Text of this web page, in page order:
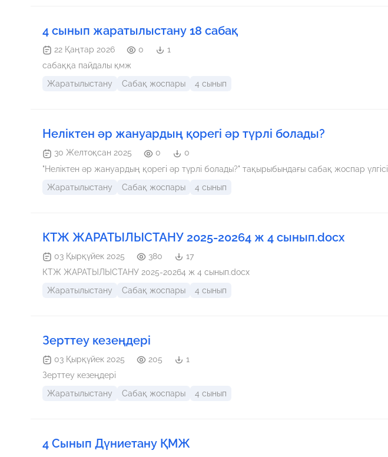
4 сынып жаратылыстану 18 сабақ
22 Қаңтар 2026 0
1
сабаққа пайдалы қмж
Жаратылыстану
Сабақ жоспары 4 сынып
Неліктен әр жануардың қорегі әр түрлі болады?
30 Желтоқсан 2025 0
0
"Неліктен әр жануардың қорегі әр түрлі болады?" тақырыбындағы сабақ жоспар үлгісі
Жаратылыстану
Сабақ жоспары 4 сынып
КТЖ ЖАРАТЫЛЫСТАНУ 2025-20264 ж 4 сынып.docx
03 Қырқүйек 2025 380
17
КТЖ ЖАРАТЫЛЫСТАНУ 2025-20264 ж 4 сынып.docx
Жаратылыстану
Сабақ жоспары 4 сынып
Зерттеу кезеңдері
03 Қырқүйек 2025 205
1
Зерттеу кезеңдері
Жаратылыстану
Сабақ жоспары 4 сынып
4 Сынып Дүниетану ҚМЖ